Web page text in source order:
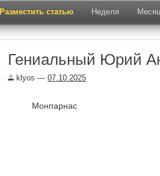
Разместить статью Неделя Месяц
Гениальный Юрий
klyos — 07.10.2025
Монпарнас